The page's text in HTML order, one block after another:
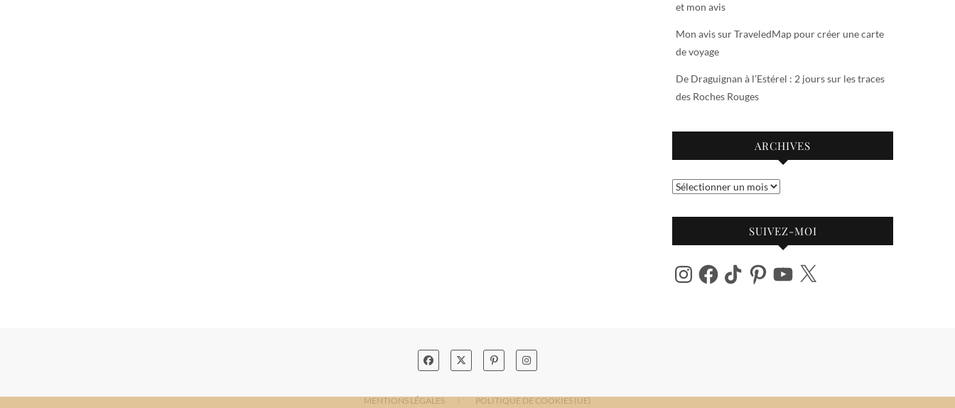
et mon avis
Mon avis sur TraveledMap pour créer une carte
de voyage
De Draguignan à l’Estérel : 2 jours sur les traces
des Roches Rouges
ARCHIVES
Archives
SUIVEZ-MOI
InstagramFacebook
TikTok PinterestYouTube
X
MENTIONS LÉGALES POLITIQUE DE COOKIES (UE)